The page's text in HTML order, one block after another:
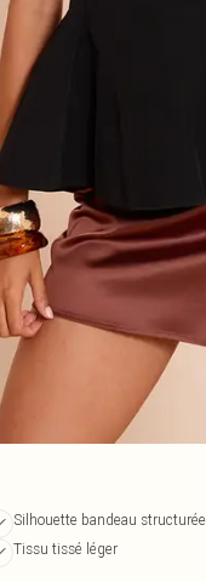
Silhouette bandeau structurée
Tissu tissé léger